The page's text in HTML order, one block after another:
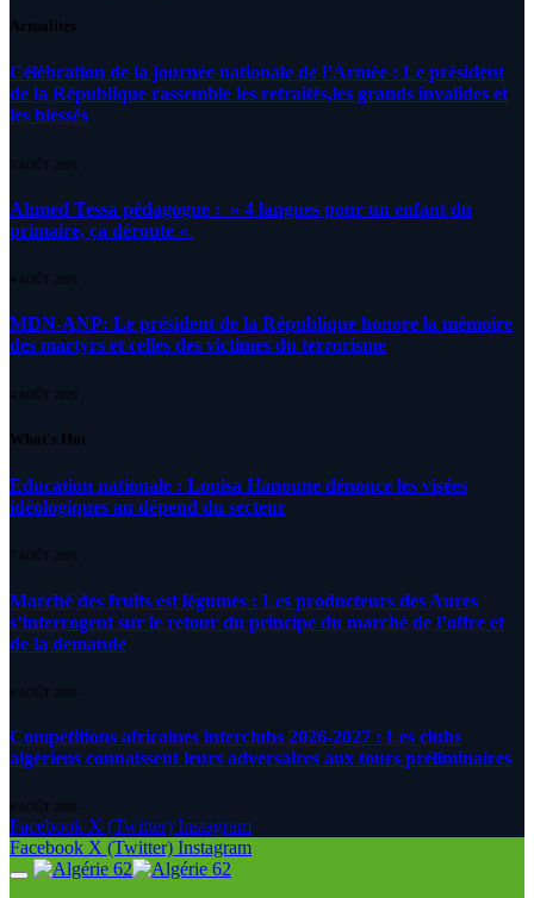
Actualités
Célébration de la journée nationale de l’Armée : Le président
de la République rassemble les retraités,les grands invalides et
les blessés
5 AOÛT 2026
Ahmed Tessa pédagogue : » 4 langues pour un enfant du
primaire, ça déroute «
4 AOÛT 2026
MDN-ANP: Le président de la République honore la mémoire
des martyrs et celles des victimes du terrorisme
4 AOÛT 2026
What's Hot
Education nationale : Louisa Hanoune dénonce les visées
idéologiques au dépend du secteur
7 AOÛT 2026
Marché des fruits est légumes : Les producteurs des Aures
s’interrogent sur le retour du principe du marché de l’offre et
de la demande
6 AOÛT 2026
Compétitions africaines interclubs 2026-2027 : Les clubs
algériens connaissent leurs adversaires aux tours préliminaires
6 AOÛT 2026
Facebook X (Twitter) Instagram
Facebook X (Twitter) Instagram